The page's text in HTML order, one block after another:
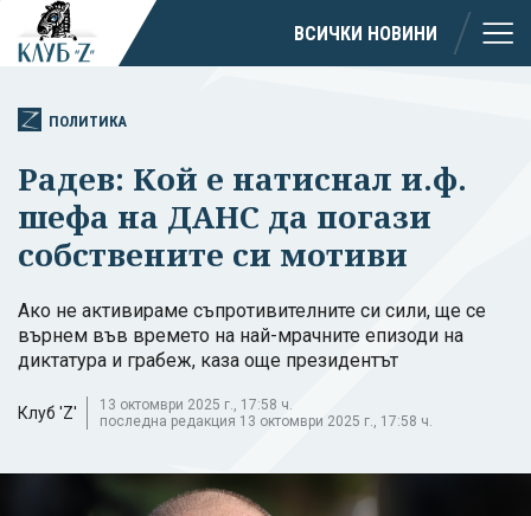
ВСИЧКИ НОВИНИ
ПОЛИТИКА
Радев: Кой е натиснал и.ф.
шефа на ДАНС да погази
собствените си мотиви
Ако не активираме съпротивителните си сили, ще се
върнем във времето на най-мрачните епизоди на
диктатура и грабеж, каза още президентът
Клуб 'Z'
13 октомври 2025 г., 17:58 ч.
последна редакция 13 октомври 2025 г., 17:58 ч.